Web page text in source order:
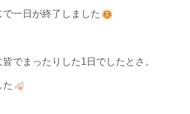
で一日が終了しました
でまったりした1日でしたとさ。
た